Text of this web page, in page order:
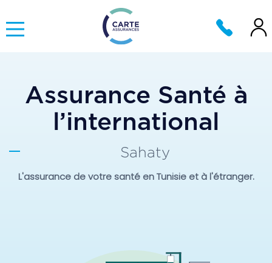
Assurance Santé à
l’international
Sahaty
L'assurance de votre santé en Tunisie et à l'étranger.